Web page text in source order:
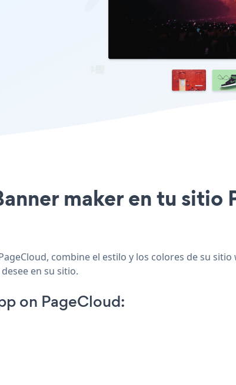
maker en tu sitio
combine el estilo y los colores de su
en su sitio.
on PageCloud: